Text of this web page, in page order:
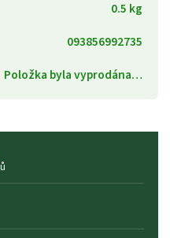
0.5 kg
093856992735
Položka byla vyprodána…